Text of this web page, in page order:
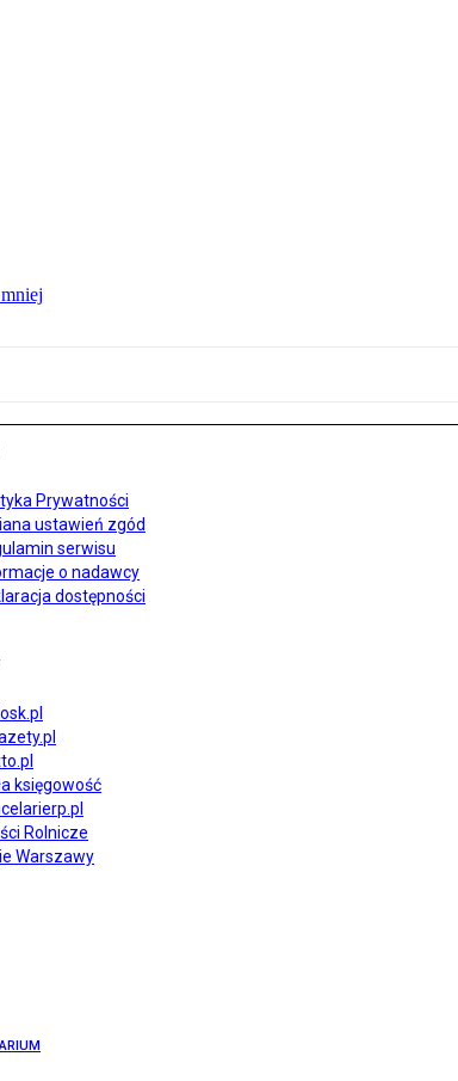
Prywatności
ustawień zgód
serwisu
o nadawcy
dostępności
księgowość
Rolnicze
Warszawy